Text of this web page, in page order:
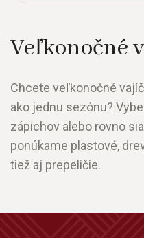
Veľkonočné
Chcete veľkonočné
ako jednu sezónu?
zápichov alebo rovno
ponúkame plastové,
tiež aj prepeličie.